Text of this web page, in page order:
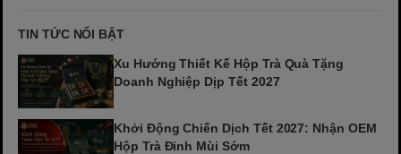
TIN TỨC NỔI BẬT
Xu Hướng Thiết Kế Hộp Trà Quà Tặng
Doanh Nghiệp Dịp Tết 2027
Khởi Động Chiến Dịch Tết 2027: Nhận OEM
Hộp Trà Đinh Mùi Sớm